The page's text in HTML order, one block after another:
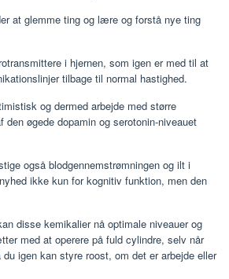
at glemme ting og lære og forstå nye ting
i hjernen, som igen er med til at
tilbage til normal hastighed.
og dermed arbejde med større
den øgede dopamin og serotonin-niveauet
også blodgennemstrømningen og ilt i
ikke kun for kognitiv funktion, men den
disse kemikalier nå optimale niveauer og
med at operere på fuld cylindre, selv når
igen kan styre roost, om det er arbejde eller